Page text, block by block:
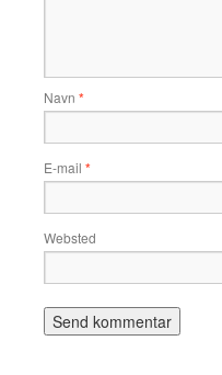
Navn *
E-mail *
Websted